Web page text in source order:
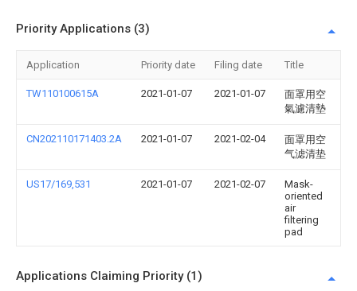
Priority Applications (3)
Application Priority date Filing date Title
TW110100615A 2021-01-07 2021-01-07
面罩用空
氣濾清墊
CN202110171403.2A 2021-01-07 2021-02-04
面罩用空
气滤清垫
US17/169,531 2021-01-07 2021-02-07
Mask-
oriented
air
filtering
pad
Applications Claiming Priority (1)